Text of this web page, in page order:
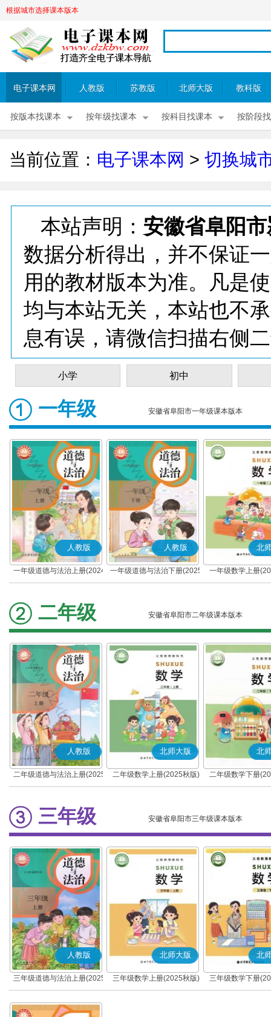
根据城市选择课本版本
电子课本网 人教版 苏教版 北师大版 教科版
按版本找课本 按年级找课本 按科目找课本 按阶段
当前位置： 电子课本网 > 切换城
本站声明： 安徽省阜阳
数据分析得出，并不保证
用的教材版本为准。凡是
均与本站无关，本站也不
息有误，请微信扫描右侧
小学 初中
一年级 安徽省阜阳市一年级课本版本
人教版
一年级道德与法治上册(2024
秋版)(部编版)
人教版
一年级道德与法治下册(2025
春版)(部编版)
北
一年级数学上册
二年级 安徽省阜阳市二年级课本版本
人教版
二年级道德与法治上册(2025
秋版)(部编版)
北师大版
二年级数学上册(2025秋版)
北
二年级数学下册
三年级 安徽省阜阳市三年级课本版本
人教版
三年级道德与法治上册(2025
秋版)(部编版)
北师大版
三年级数学上册(2025秋版)
北
三年级数学下册